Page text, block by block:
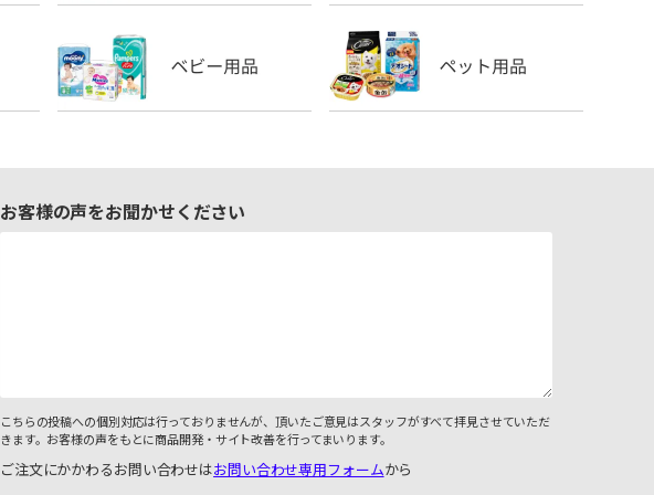
お客様の声をお聞かせください
こちらの投稿への個別対応は行っておりませんが、頂いたご意見はスタッフがすべて拝見させていただ
きます。お客様の声をもとに商品開発・サイト改善を行ってまいります。
ご注文にかかわるお問い合わせはお問い合わせ専用フォームから